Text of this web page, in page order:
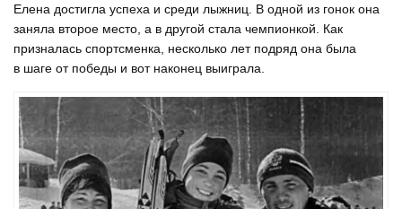
Елена достигла успеха и среди лыжниц. В одной из гонок она
заняла второе место, а в другой стала чемпионкой. Как
призналась спортсменка, несколько лет подряд она была
в шаге от победы и вот наконец выиграла.